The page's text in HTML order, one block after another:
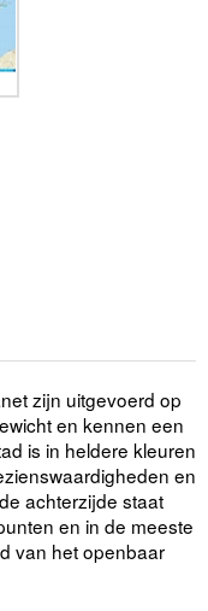
zijn uitgevoerd op
en kennen een
is in heldere kleuren
en
achterzijde staat
en in de meeste
van het openbaar